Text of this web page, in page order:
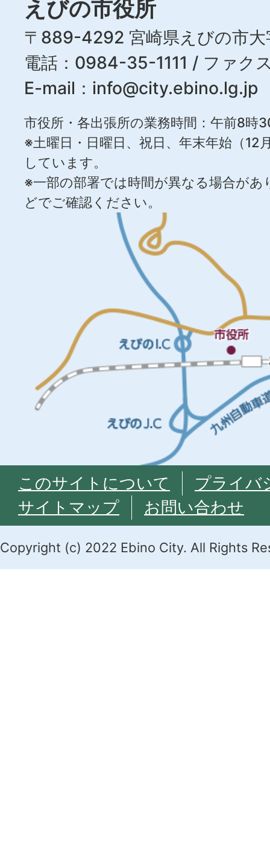
えびの市役所
〒889-4292 宮崎県えびの市大
電話：0984-35-1111 / ファ
E-mail： info@city.ebino.lg.jp
市役所・各出張所の業務時間：午前8時
※土曜日・日曜日、祝日、年末年始（12
しています。
※一部の部署では時間が異なる場合が
どでご確認ください。
このサイトについて
プライバ
サイトマップ
お問い合わせ
Copyright (c) 2022 Ebino City. All Rights